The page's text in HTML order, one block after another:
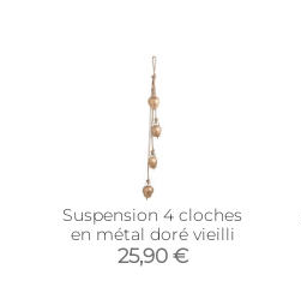
Suspension 4 cloches
en métal doré vieilli
25,90 €